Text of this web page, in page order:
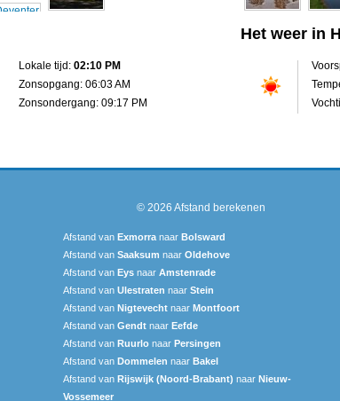
Lokale tijd: 02:10 PM
Zonsopgang: 06:03 AM
Zonsondergang: 09:17 PM
Het weer in
© 2026 Afstand berekenen
Afstand van Exmorra naar Bolsward‎
Afstand van Saaksum naar Oldehove
Afstand van Eys naar Amstenrade
Afstand van Ulestraten naar Stein
Afstand van Nigtevecht naar Montfoort
Afstand van Gendt naar Eefde
Afstand van Ruurlo naar Persingen
Afstand van Dommelen naar Bakel
Afstand van Rijswijk (Noord-Brabant) naar Nieuw-
Vossemeer